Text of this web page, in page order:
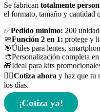
Se fabrican totalmente
el formato, tamaño y cantidad
✅Pedido mínimo: 200
🧼Función 2 en 1: protege y
🎯Útiles para lentes,
🎨Personalización completa
🎁Ideal para kits
👉🏻Cotiza ahora y haz que tu
los días.
¡Cotiza ya!